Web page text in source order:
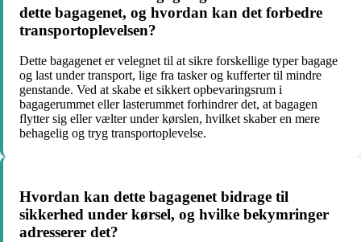
dette bagagenet, og hvordan kan det forbedre
transportoplevelsen?
Dette bagagenet er velegnet til at sikre forskellige typer bagage
og last under transport, lige fra tasker og kufferter til mindre
genstande. Ved at skabe et sikkert opbevaringsrum i
bagagerummet eller lasterummet forhindrer det, at bagagen
flytter sig eller vælter under kørslen, hvilket skaber en mere
behagelig og tryg transportoplevelse.
Hvordan kan dette bagagenet bidrage til
sikkerhed under kørsel, og hvilke bekymringer
adresserer det?